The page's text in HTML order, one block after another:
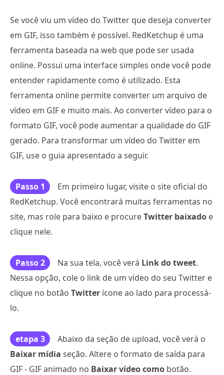
Se você viu um vídeo do Twitter que deseja converter
em GIF, isso também é possível. RedKetchup é uma
ferramenta baseada na web que pode ser usada
online. Possui uma interface simples onde você pode
entender rapidamente como é utilizado. Esta
ferramenta online permite converter um arquivo de
vídeo em GIF e muito mais. Ao converter vídeo para o
formato GIF, você pode aumentar a qualidade do GIF
gerado. Para transformar um vídeo do Twitter em
GIF, use o guia apresentado a seguir.
Passo 1
Em primeiro lugar, visite o site oficial do
RedKetchup. Você encontrará muitas ferramentas no
site, mas role para baixo e procureTwitter baixado e
clique nele.
Passo 2 Na sua tela, você verá Link do tweet.
Nessa opção, cole o link de um vídeo do seu Twitter e
clique no botão Twitter ícone ao lado para processá-
lo.
etapa 3
Abaixo da seção de upload, você verá o
Baixar mídia seção. Altere o formato de saída para
GIF - GIF animado no Baixar vídeo como botão.